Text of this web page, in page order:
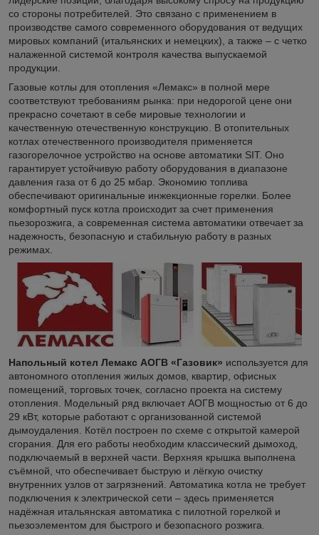
со стороны потребителей. Это связано с применением в
производстве самого современного оборудования от ведущих
мировых компаний (итальянских и немецких), а также – с четко
налаженной системой контроля качества выпускаемой
продукции.
Газовые котлы для отопления «Лемакс» в полной мере
соответствуют требованиям рынка: при недорогой цене они
прекрасно сочетают в себе мировые технологии и
качественную отечественную конструкцию. В отопительных
котлах отечественного производителя применяется
газогорелочное устройство на основе автоматики SIT. Оно
гарантирует устойчивую работу оборудования в диапазоне
давления газа от 6 до 25 мбар. Экономию топлива
обеспечивают оригинальные инжекционные горелки. Более
комфортный пуск котла происходит за счет применения
пьезорозжига, а современная система автоматики отвечает за
надежность, безопасную и стабильную работу в разных
режимах.
Напольный котел Лемакс АОГВ «Газовик» используется для
автономного отопления жилых домов, квартир, офисных
помещений, торговых точек, согласно проекта на систему
отопления. Модельный ряд включает АОГВ мощностью от 6 до
29 кВт, которые работают с организованной системой
дымоудаления. Котёл построен по схеме с открытой камерой
сгорания. Для его работы необходим классический дымоход,
подключаемый в верхней части. Верхняя крышка выполнена
съёмной, что обеспечивает быструю и лёгкую очистку
внутренних узлов от загрязнений. Автоматика котла не требует
подключения к электрической сети – здесь применяется
надёжная итальянская автоматика с пилотной горелкой и
пьезоэлементом для быстрого и безопасного розжига.